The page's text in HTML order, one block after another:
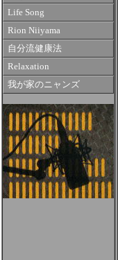
Life Song
Rion Niiyama
自分流健康法
Relaxation
我が家のニャンズ